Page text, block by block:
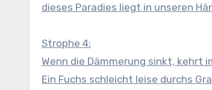
dieses Paradies liegt in unseren
Strophe 4:
Wenn die Dämmerung sinkt, kehrt
Ein Fuchs schleicht leise durchs